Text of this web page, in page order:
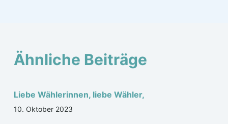
Ähnliche Beiträge
Liebe Wählerinnen, liebe Wähler,
10. Oktober 2023